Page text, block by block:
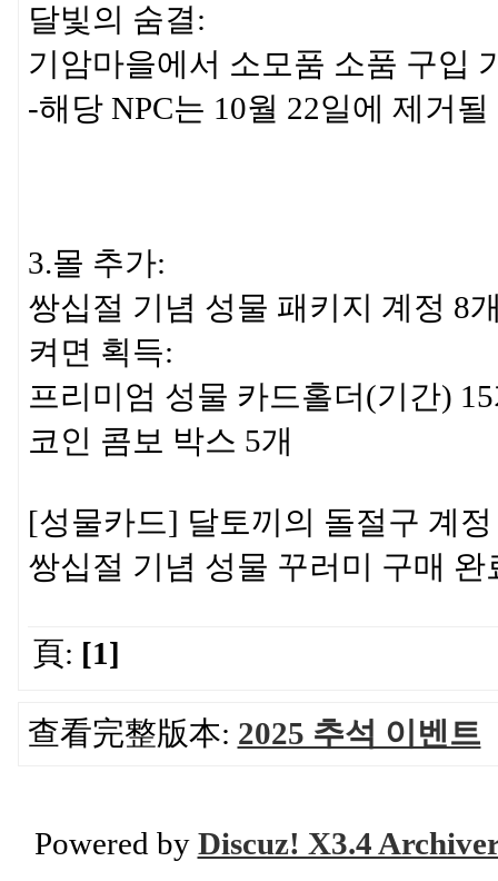
달빛의 숨결:
기암마을에서 소모품 소품 구입
-해당 NPC는 10월 22일에 제거
3.몰 추가:
쌍십절 기념 성물 패키지 계정 8
켜면 획득:
프리미엄 성물 카드홀더(기간)
코인 콤보 박스 5개
[성물카드] 달토끼의 돌절구 계
쌍십절 기념 성물 꾸러미 구매 완
頁: [1]
查看完整版本: 2025 추석 이벤트
Powered by Discuz! X3.4